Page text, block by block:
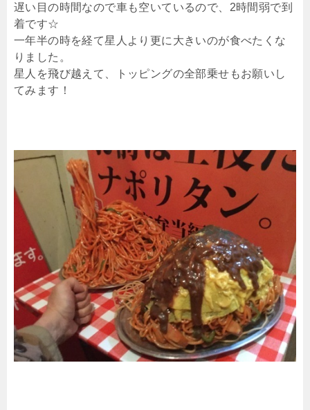
遅い目の時間なので車も空いているので、2時間弱で到
着です☆
一年半の時を経て星人より更に大きいのが食べたくな
りました。
星人を飛び越えて、トッピングの全部乗せもお願いし
てみます！